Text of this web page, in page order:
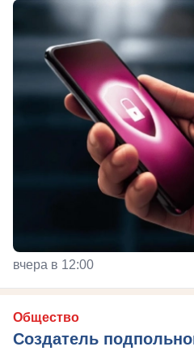
вчера в 12:00
Общество
Создатель